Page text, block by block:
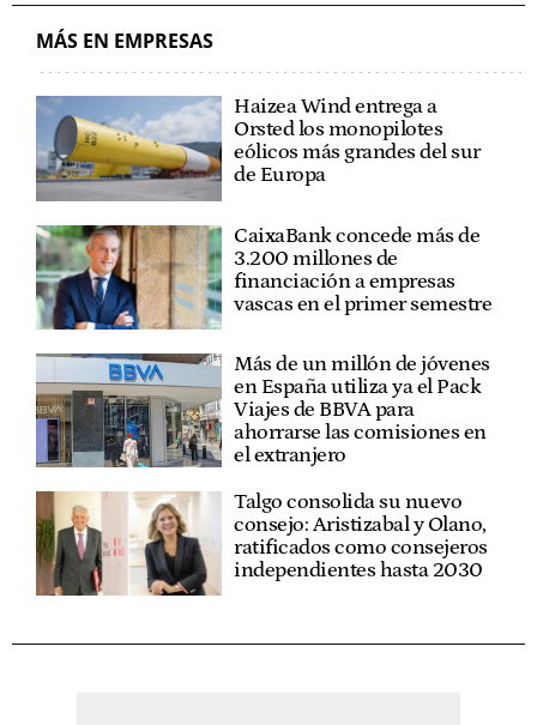
MÁS EN EMPRESAS
Haizea Wind entrega a
Orsted los monopilotes
eólicos más grandes del sur
de Europa
CaixaBank concede más de
3.200 millones de
financiación a empresas
vascas en el primer semestre
Más de un millón de jóvenes
en España utiliza ya el Pack
Viajes de BBVA para
ahorrarse las comisiones en
el extranjero
Talgo consolida su nuevo
consejo: Aristizabal y Olano,
ratificados como consejeros
independientes hasta 2030